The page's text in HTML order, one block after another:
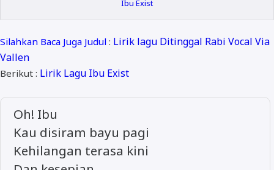
Ibu Exist
Silahkan Baca Juga Judul : Lirik lagu Ditinggal Rabi Vocal Via
Vallen
Berikut : Lirik Lagu Ibu Exist
Oh! Ibu
Kau disiram bayu pagi
Kehilangan terasa kini